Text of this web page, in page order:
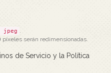
.
píxeles serán redimensionadas.
de Servicio y la Política